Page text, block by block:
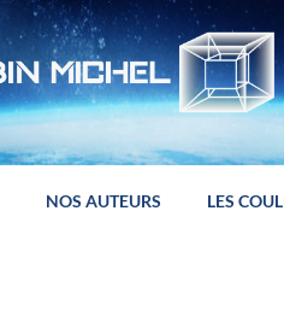
NOS AUTEURS LES